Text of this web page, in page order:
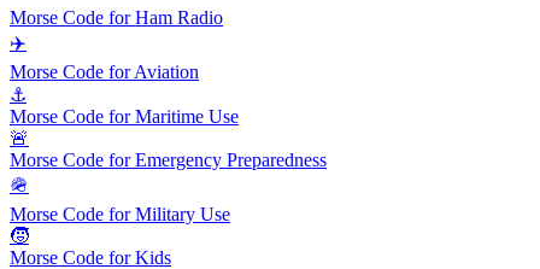
Morse Code for Ham Radio
✈️
Morse Code for Aviation
⚓
Morse Code for Maritime Use
🚨
Morse Code for Emergency Preparedness
🪖
Morse Code for Military Use
🧒
Morse Code for Kids